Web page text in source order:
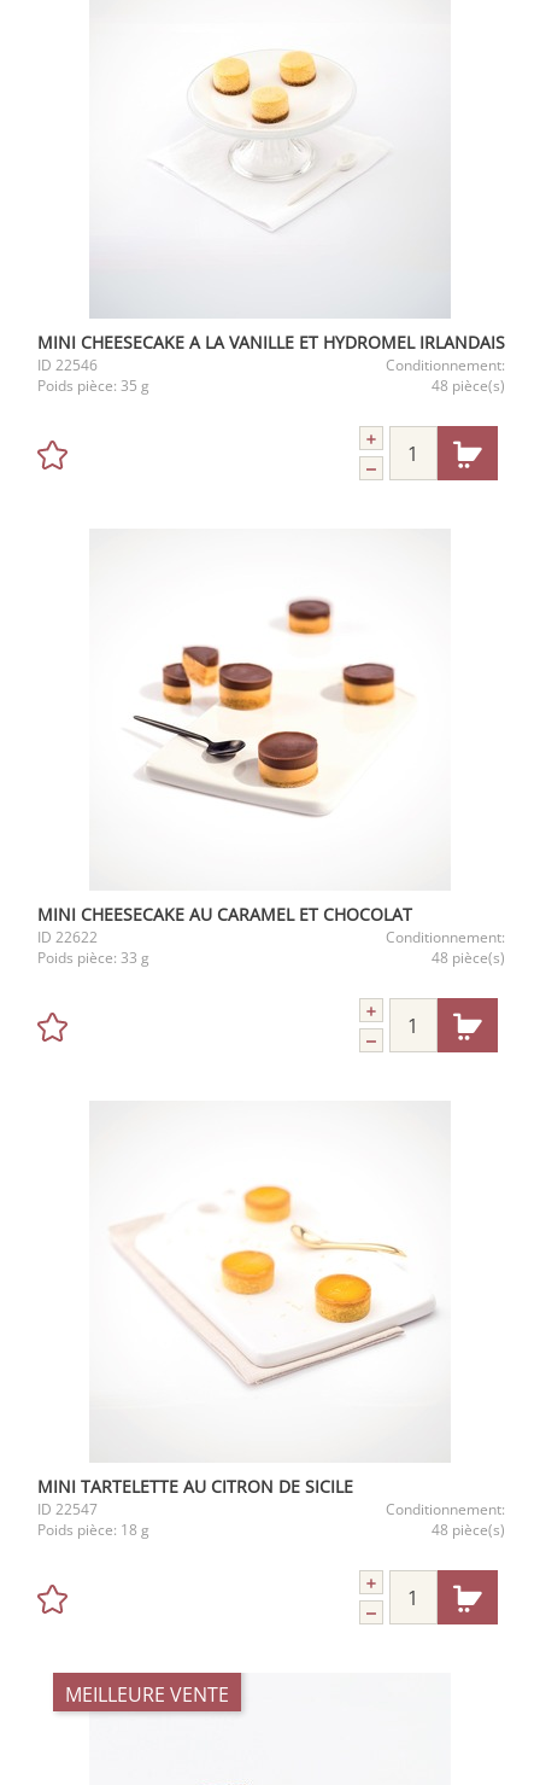
MINI CHEESECAKE A LA VANILLE ET HYDROMEL IRLANDAIS
ID 22546
Conditionnement:
Poids pièce: 35 g 48 pièce(s)
MINI CHEESECAKE AU CARAMEL ET CHOCOLAT
ID 22622
Conditionnement:
Poids pièce: 33 g 48 pièce(s)
MINI TARTELETTE AU CITRON DE SICILE
ID 22547
Conditionnement:
Poids pièce: 18 g 48 pièce(s)
MEILLEURE VENTE